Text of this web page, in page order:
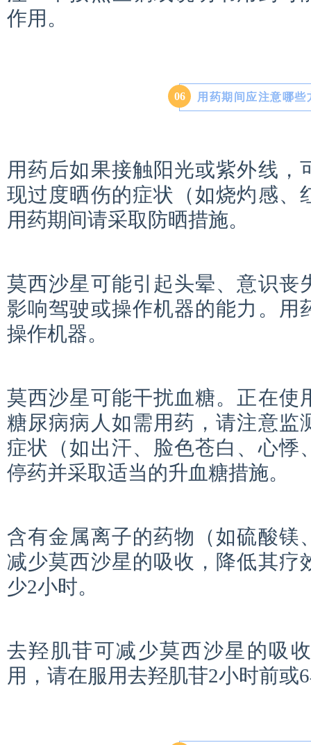
作用。
06 用药期间应注意哪些
用药后如果接触阳光或紫外线，
现过度晒伤的症状（如烧灼感、
用药期间请采取防晒措施。
莫西沙星可能引起头晕、意识丧
影响驾驶或操作机器的能力。用
操作机器。
莫西沙星可能干扰血糖。正在使
糖尿病病人如需用药，请注意监
症状（如出汗、脸色苍白、心悸
停药并采取适当的升血糖措施。
含有金属离子的药物（如硫酸镁
减少莫西沙星的吸收，降低其疗
少2小时。
去羟肌苷可减少莫西沙星的吸
用，请在服用去羟肌苷2小时前或